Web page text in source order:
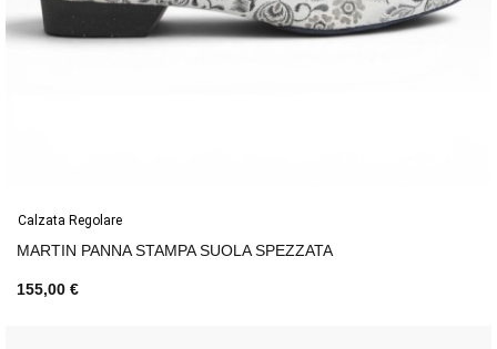
Calzata Regolare
MARTIN PANNA STAMPA SUOLA SPEZZATA
155,00 €